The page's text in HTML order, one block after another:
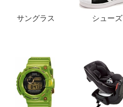
サングラス シューズ